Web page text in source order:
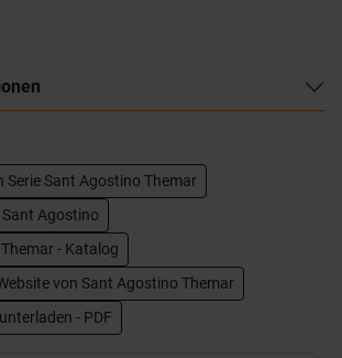
Serie Sant Agostino Themar
Sant Agostino
- Katalog
von Sant Agostino Themar
- PDF